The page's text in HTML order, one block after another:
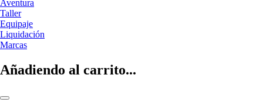
Aventura
Taller
Equipaje
Liquidación
Marcas
Añadiendo al carrito...